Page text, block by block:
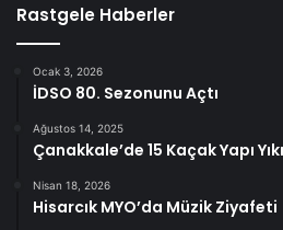
Rastgele Haberler
Ocak 3, 2026
İDSO 80. Sezonunu Açtı
Ağustos 14, 2025
Çanakkale’de 15 Kaçak Yapı
Nisan 18, 2026
Hisarcık MYO’da Müzik Ziyafeti